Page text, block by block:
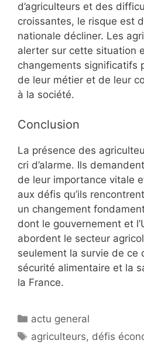
d’agriculteurs et des
croissantes, le risque est
nationale décliner. Les
alerter sur cette situation
changements significatifs
de leur métier et de leur
à la société.
Conclusion
La présence des
cri d’alarme. Ils
de leur importance vitale
aux défis qu’ils
un changement
dont le gouvernement et
abordent le secteur
seulement la survie de ce
sécurité alimentaire et la
la France.
Catégories
actu general
Étiquettes
agriculteurs, défis